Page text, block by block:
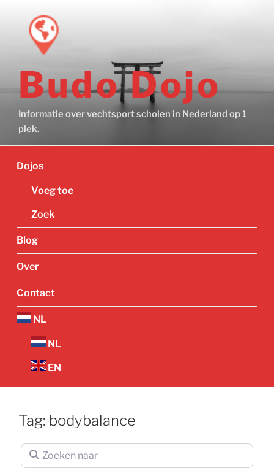
Budo Dojo
Informatie over vechtsport scholen in Nederland op 1
plek.
Dojos
Voeg toe
Zoek
Blog
Over
Contact
NL
NL
EN
Tag: bodybalance
Zoeken naar